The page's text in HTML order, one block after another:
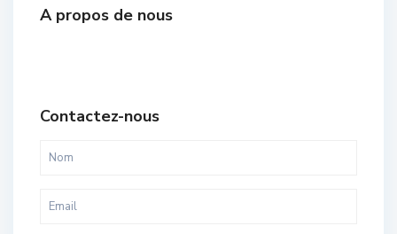
A propos de nous
Contactez-nous